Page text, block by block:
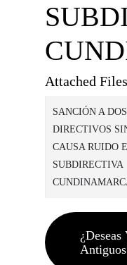
Attached Files
SANCIÓN A DOS
DIRECTIVOS
CAUSA RUIDO
SUBDIRECTIVA